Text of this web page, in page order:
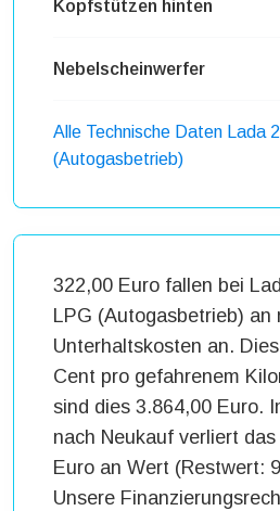
Kopfstützen hinten
Nebelscheinwerfer
Alle Technische Daten Lada
(Autogasbetrieb)
322,00 Euro fallen bei
LPG (Autogasbetrieb) an
Unterhaltskosten an.
Cent pro gefahrenem
sind dies 3.864,00 Euro.
nach Neukauf verliert
Euro an Wert (Restwert:
Unsere